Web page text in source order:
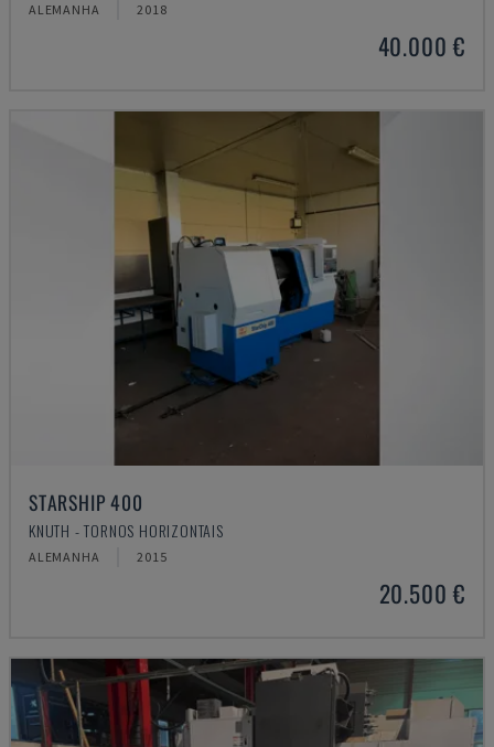
ALEMANHA 2018
40.000 €
STARSHIP 400
KNUTH - TORNOS HORIZONTAIS
ALEMANHA 2015
20.500 €